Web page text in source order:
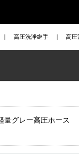
高圧洗浄継手 高圧
量グレー高圧ホース